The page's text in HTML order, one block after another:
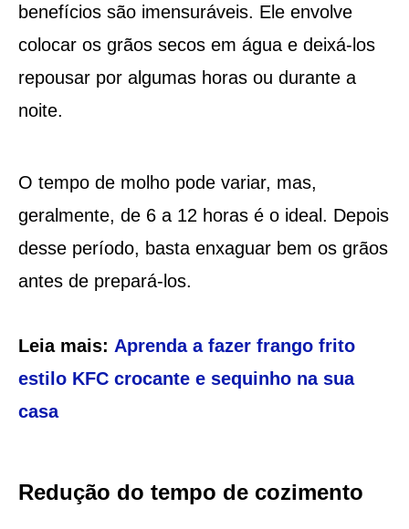
benefícios são imensuráveis. Ele envolve
colocar os grãos secos em água e deixá-los
repousar por algumas horas ou durante a
noite.
O tempo de molho pode variar, mas,
geralmente, de 6 a 12 horas é o ideal. Depois
desse período, basta enxaguar bem os grãos
antes de prepará-los.
Leia mais: Aprenda a fazer frango frito
estilo KFC crocante e sequinho na sua
casa
Redução do tempo de cozimento